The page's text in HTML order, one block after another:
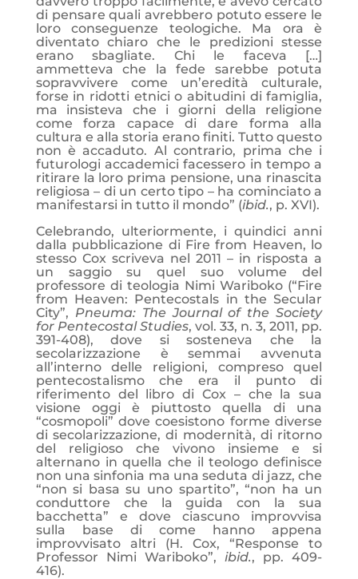
di pensare quali avrebbero potuto essere le
loro conseguenze teologiche. Ma ora è
diventato chiaro che le predizioni stesse
erano sbagliate. Chi le faceva […]
ammetteva che la fede sarebbe potuta
sopravvivere come un’eredità culturale,
forse in ridotti etnici o abitudini di famiglia,
ma insisteva che i giorni della religione
come forza capace di dare forma alla
cultura e alla storia erano finiti. Tutto questo
non è accaduto. Al contrario, prima che i
futurologi accademici facessero in tempo a
ritirare la loro prima pensione, una rinascita
religiosa – di un certo tipo – ha cominciato a
manifestarsi in tutto il mondo” (ibid., p. XVI).
Celebrando, ulteriormente, i quindici anni
dalla pubblicazione di Fire from Heaven, lo
stesso Cox scriveva nel 2011 – in risposta a
un saggio su quel suo volume del
professore di teologia Nimi Wariboko (“Fire
from Heaven: Pentecostals in the Secular
City”, Pneuma: The Journal of the Society
for Pentecostal Studies, vol. 33, n. 3, 2011, pp.
391-408), dove si sosteneva che la
secolarizzazione è semmai avvenuta
all’interno delle religioni, compreso quel
pentecostalismo che era il punto di
riferimento del libro di Cox – che la sua
visione oggi è piuttosto quella di una
“cosmopoli” dove coesistono forme diverse
di secolarizzazione, di modernità, di ritorno
del religioso che vivono insieme e si
alternano in quella che il teologo definisce
non una sinfonia ma una seduta di jazz, che
“non si basa su uno spartito”, “non ha un
conduttore che la guida con la sua
bacchetta” e dove ciascuno improvvisa
sulla base di come hanno appena
improvvisato altri (H. Cox, “Response to
Professor Nimi Wariboko”,ibid., pp. 409-
416).